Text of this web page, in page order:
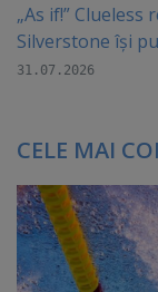
„As if!” Clueless
Silverstone își
31.07.2026
CELE MAI